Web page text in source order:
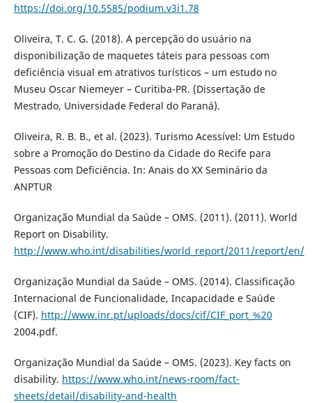
https://doi.org/10.5585/podium.v3i1.78
Oliveira, T. C. G. (2018). A percepção do usuário na
disponibilização de maquetes táteis para pessoas com
deficiência visual em atrativos turísticos – um estudo no
Museu Oscar Niemeyer – Curitiba-PR. (Dissertação de
Mestrado, Universidade Federal do Paraná).
Oliveira, R. B. B., et al. (2023). Turismo Acessível: Um Estudo
sobre a Promoção do Destino da Cidade do Recife para
Pessoas com Deficiência. In: Anais do XX Seminário da
ANPTUR
Organização Mundial da Saúde – OMS. (2011). (2011). World
Report on Disability.
http://www.who.int/disabilities/world_report/2011/report/en/
Organização Mundial da Saúde – OMS. (2014). Classificação
Internacional de Funcionalidade, Incapacidade e Saúde
(CIF). http://www.inr.pt/uploads/docs/cif/CIF_port_%20
2004.pdf.
Organização Mundial da Saúde – OMS. (2023). Key facts on
disability. https://www.who.int/news-room/fact-
sheets/detail/disability-and-health